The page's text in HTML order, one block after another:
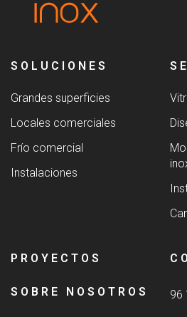
SOLUCIONES
Grandes superficies
Locales comerciales
Frío comercial
Instalaciones
PROYECTOS
SOBRE NOSOTROS 96